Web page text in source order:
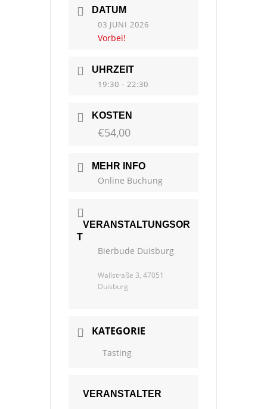
DATUM
03 JUNI 2026
Vorbei!
UHRZEIT
19:30 - 22:30
KOSTEN
€54,00
MEHR INFO
Online Buchung
VERANSTALTUNGSOR
T
Bierbude Duisburg
Wallstraße 3, 47051
Duisburg
KATEGORIE
Tasting
VERANSTALTER